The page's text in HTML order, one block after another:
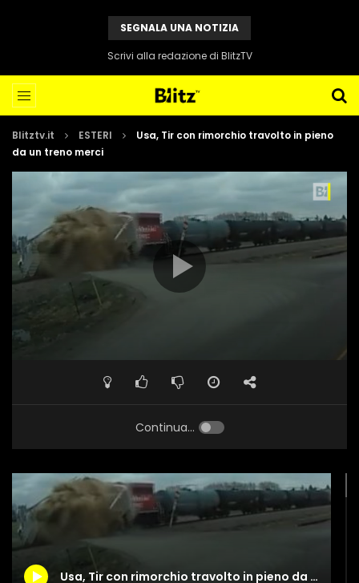
SEGNALA UNA NOTIZIA
Scrivi alla redazione di BlitzTV
Blitztv.it ESTERI
Usa, Tir con rimorchio travolto in pieno
da un treno merci
Continua...
Usa, Tir con rimorchio travolto in pieno da un treno merci